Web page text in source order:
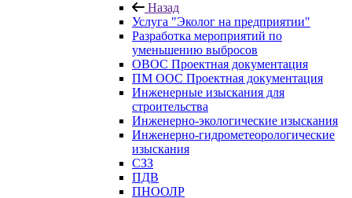
Назад
Услуга "Эколог на предприятии"
Разработка мероприятий по
уменьшению выбросов
ОВОС Проектная документация
ПМ ООС Проектная документация
Инженерные изыскания для
строительства
Инженерно-экологические изыскания
Инженерно-гидрометеорологические
изыскания
СЗЗ
ПДВ
ПНООЛР